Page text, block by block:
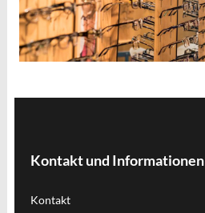
Kontakt und Informationen
Kontakt